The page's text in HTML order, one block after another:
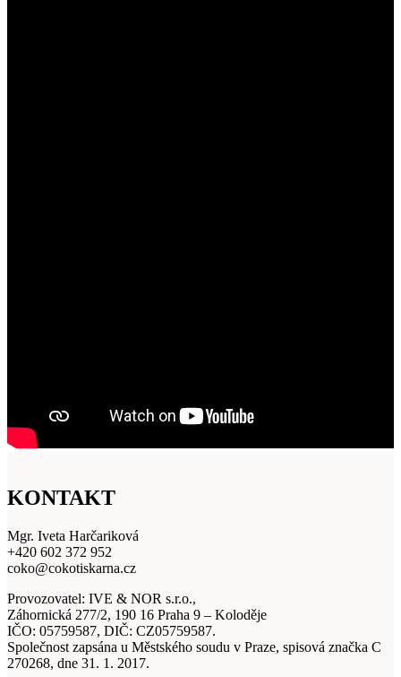
KONTAKT
Mgr. Iveta Harčariková
+420 602 372 952
coko@cokotiskarna.cz
Provozovatel: IVE & NOR s.r.o.,
Záhornická 277/2, 190 16 Praha 9 – Koloděje
IČO: 05759587, DIČ: CZ05759587.
Společnost zapsána u Městského soudu v Praze, spisová značka C
270268, dne 31. 1. 2017.